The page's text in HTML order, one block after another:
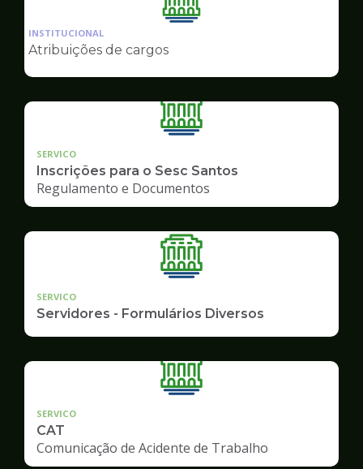
Ilustração
da
Servidor
INSTITUCIONAL
Atribuições de cargos
SERVICO
Inscrições para o Sesc Santos
Regulamento e Documentos
SERVICO
Servidores - Formulários Diversos
SERVICO
CAT
Comunicação de Acidente de Trabalho